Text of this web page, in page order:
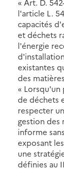
l'article L.
capacités
et déchets
l'énergie
existantes
des
«
de déchets
respecter
gestion des
informe
exposant
une
définies au